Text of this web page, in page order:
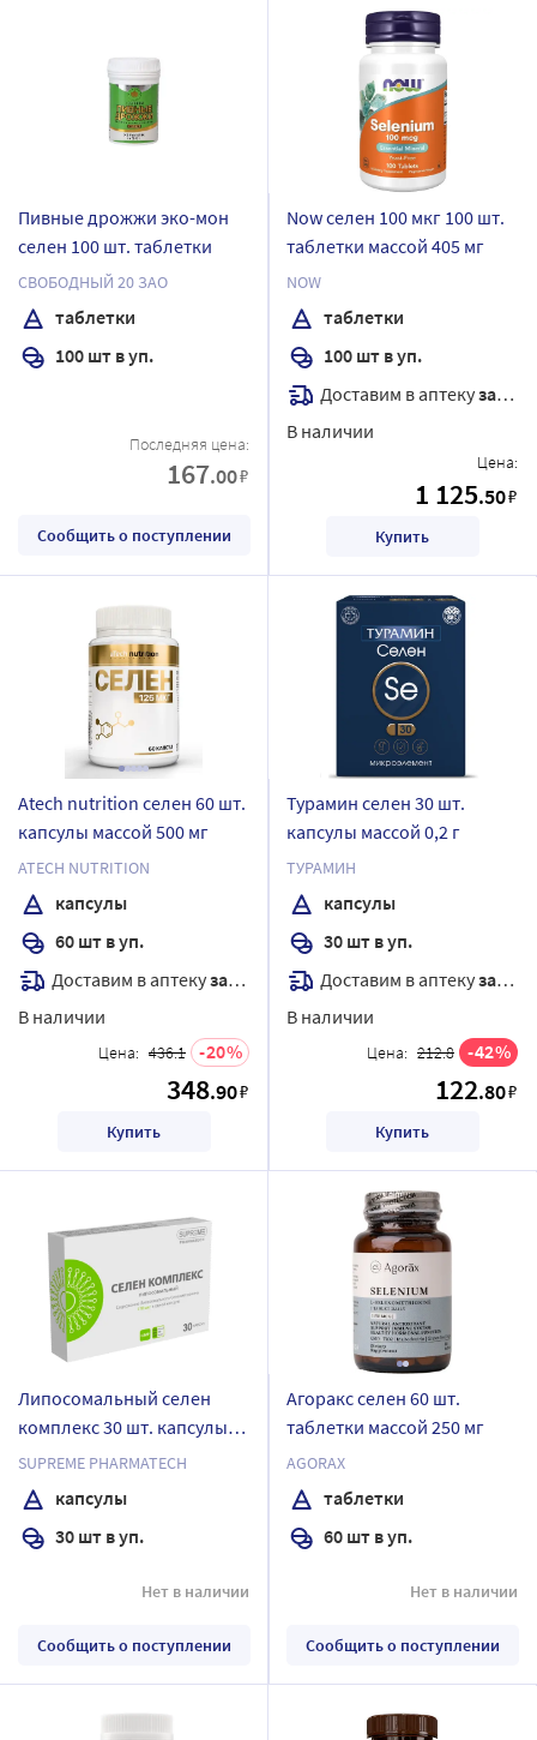
Пивные дрожжи эко-мон
селен 100 шт. таблетки
СВОБОДНЫЙ 20 ЗАО
таблетки
100 шт в уп.
Последняя цена:
167.00₽
Сообщить о поступлении
Now селен 100 мкг 100 шт.
таблетки массой 405 мг
NOW
таблетки
100 шт в уп.
Доставим в аптекузавтра
В наличии
Цена:
1 125.50₽
Купить
Atech nutrition селен 60 шт.
капсулы массой 500 мг
ATECH NUTRITION
капсулы
60 шт в уп.
Доставим в аптекузавтра
В наличии
Цена: 436.1 20
348.90₽
Купить
Турамин селен 30 шт.
капсулы массой 0,2 г
ТУРАМИН
капсулы
30 шт в уп.
Доставим в аптекузавтра
В наличии
Цена: 212.8 42
122.80₽
Купить
Липосомальный селен
комплекс 30 шт. капсулы
массой 548 мг
SUPREME PHARMATECH
капсулы
30 шт в уп.
Нет в наличии
Сообщить о поступлении
Агоракс селен 60 шт.
таблетки массой 250 мг
AGORAX
таблетки
60 шт в уп.
Нет в наличии
Сообщить о поступлении